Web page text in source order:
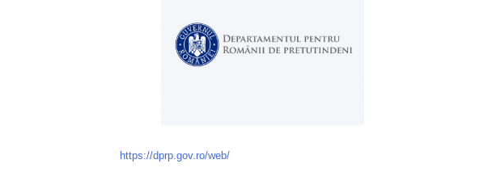
https://dprp.gov.ro/web/